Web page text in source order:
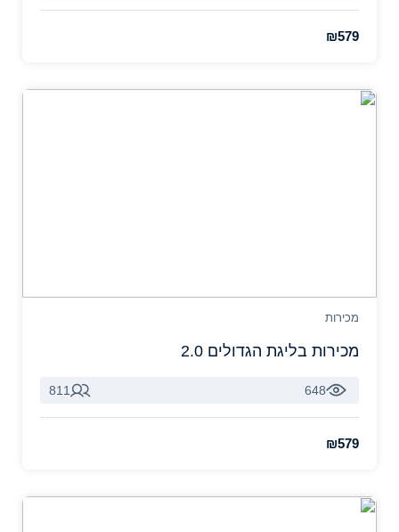
₪579
מכירות
מכירות בליגת הגדולים 2.0
648
811
₪579